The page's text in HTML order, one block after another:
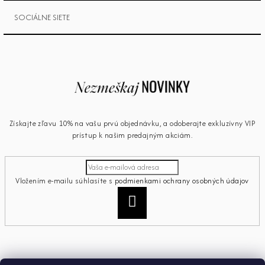
SOCIÁLNE SIETE
Získajte zľavu 10% na vašu prvú objednávku, a odoberajte exkluzívny VIP
prístup k našim predajným akciám.
Vložením e-mailu súhlasíte s podmienkami ochrany osobných údajov